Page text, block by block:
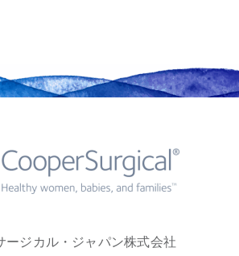
ージカル・ジャパン株式会社